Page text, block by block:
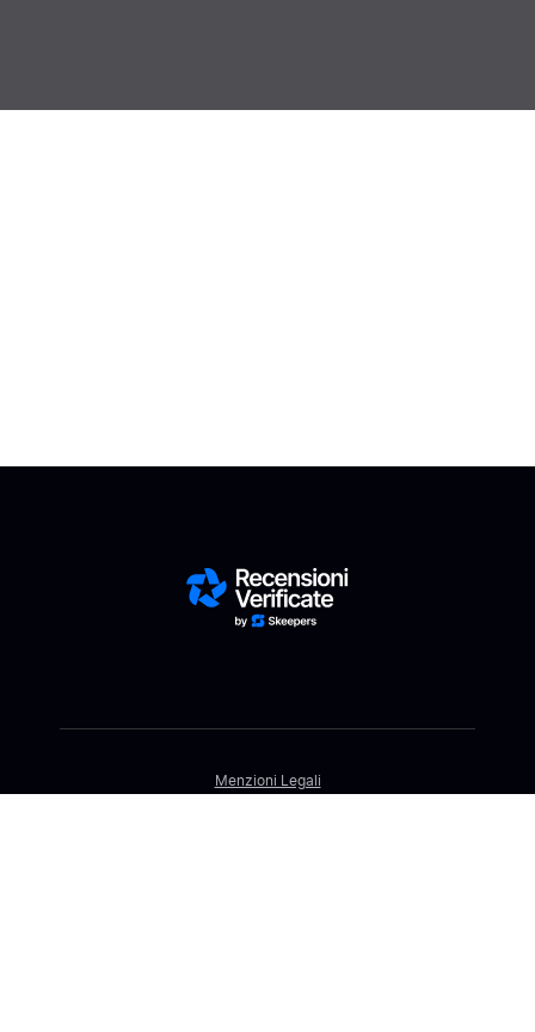
Menzioni Legali